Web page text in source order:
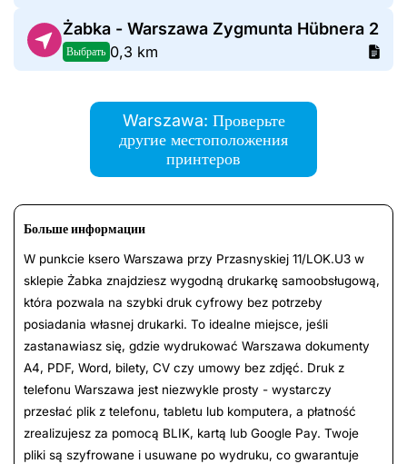
Żabka - Warszawa Zygmunta Hübnera 2
Выбрать 0,3 km
Warszawa: Проверьте
другие местоположения
принтеров
Больше информации
W punkcie ksero Warszawa przy Przasnyskiej 11/LOK.U3 w
sklepie Żabka znajdziesz wygodną drukarkę samoobsługową,
która pozwala na szybki druk cyfrowy bez potrzeby
posiadania własnej drukarki. To idealne miejsce, jeśli
zastanawiasz się, gdzie wydrukować Warszawa dokumenty
A4, PDF, Word, bilety, CV czy umowy bez zdjęć. Druk z
telefonu Warszawa jest niezwykle prosty - wystarczy
przesłać plik z telefonu, tabletu lub komputera, a płatność
zrealizujesz za pomocą BLIK, kartą lub Google Pay. Twoje
pliki są szyfrowane i usuwane po wydruku, co gwarantuje